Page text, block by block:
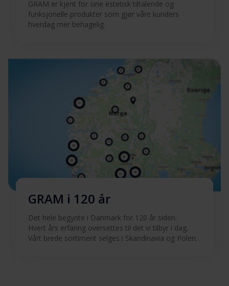
GRAM er kjent for sine estetisk tiltalende og
funksjonelle produkter som gjør våre kunders
hverdag mer behagelig.
GRAM i 120 år
Det hele begynte i Danmark for 120 år siden.
Hvert års erfaring oversettes til det vi tilbyr i dag.
Vårt brede sortiment selges i Skandinavia og Polen.